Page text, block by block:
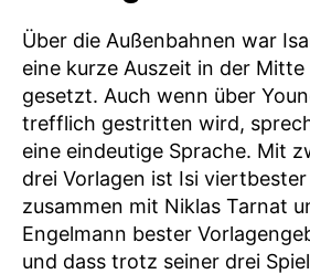
Über die Außenbahnen war
eine kurze Auszeit in der
gesetzt. Auch wenn über
trefflich gestritten wird,
eine eindeutige Sprache. Mit
drei Vorlagen ist Isi
zusammen mit Niklas Tarnat
Engelmann bester
und dass trotz seiner drei